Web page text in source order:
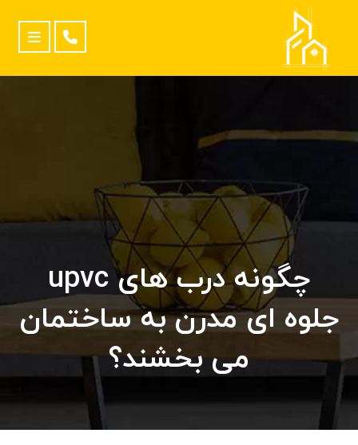
چگونه درب های upvc
جلوه ای مدرن به ساختمان
می بخشند؟